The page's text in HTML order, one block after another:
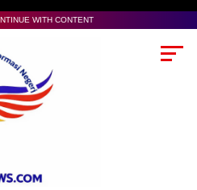
WITH CONTENT